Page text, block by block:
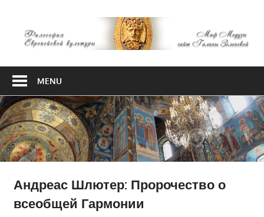
content
Европейской
MENU
Андреас Шлютер: Пророчество о
всеобщей Гармонии